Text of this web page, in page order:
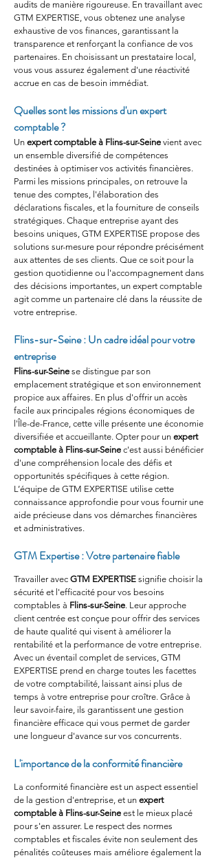
audits de manière rigoureuse. En travaillant avec
GTM EXPERTISE, vous obtenez une analyse
exhaustive de vos finances, garantissant la
transparence et renforçant la confiance de vos
partenaires. En choisissant un prestataire local,
vous vous assurez également d'une réactivité
accrue en cas de besoin immédiat.
Quelles sont les missions d'un expert
comptable ?
Un expert comptable à Flins-sur-Seine vient avec
un ensemble diversifié de compétences
destinées à optimiser vos activités financières.
Parmi les missions principales, on retrouve la
tenue des comptes, l'élaboration des
déclarations fiscales, et la fourniture de conseils
stratégiques. Chaque entreprise ayant des
besoins uniques, GTM EXPERTISE propose des
solutions sur-mesure pour répondre précisément
aux attentes de ses clients. Que ce soit pour la
gestion quotidienne ou l'accompagnement dans
des décisions importantes, un expert comptable
agit comme un partenaire clé dans la réussite de
votre entreprise.
Flins-sur-Seine : Un cadre idéal pour votre
entreprise
Flins-sur-Seine se distingue par son
emplacement stratégique et son environnement
propice aux affaires. En plus d'offrir un accès
facile aux principales régions économiques de
l'Île-de-France, cette ville présente une économie
diversifiée et accueillante. Opter pour un expert
comptable à Flins-sur-Seine c'est aussi bénéficier
d'une compréhension locale des défis et
opportunités spécifiques à cette région.
L’équipe de GTM EXPERTISE utilise cette
connaissance approfondie pour vous fournir une
aide précieuse dans vos démarches financières
et administratives.
GTM Expertise : Votre partenaire fiable
Travailler avec GTM EXPERTISE signifie choisir la
sécurité et l'efficacité pour vos besoins
comptables à Flins-sur-Seine. Leur approche
client centrée est conçue pour offrir des services
de haute qualité qui visent à améliorer la
rentabilité et la performance de votre entreprise.
Avec un éventail complet de services, GTM
EXPERTISE prend en charge toutes les facettes
de votre comptabilité, laissant ainsi plus de
temps à votre entreprise pour croître. Grâce à
leur savoir-faire, ils garantissent une gestion
financière efficace qui vous permet de garder
une longueur d'avance sur vos concurrents.
L'importance de la conformité financière
La conformité financière est un aspect essentiel
de la gestion d'entreprise, et un expert
comptable à Flins-sur-Seine est le mieux placé
pour s'en assurer. Le respect des normes
comptables et fiscales évite non seulement des
pénalités coûteuses mais améliore également la